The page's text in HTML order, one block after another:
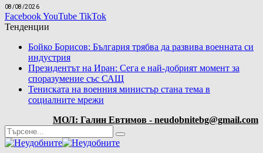
08/08/2026
FacebookYouTube TikTok
Тенденции
Бойко Борисов: България трябва да развива военната си
индустрия
Президентът на Иран: Сега е най-добрият момент за
споразумение със САЩ
Тениската на военния министър стана тема в
социалните мрежи
МОЛ: Галин Евтимов - neudobnitebg@gmail.com